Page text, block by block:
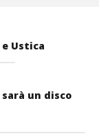
Ustica
un disco